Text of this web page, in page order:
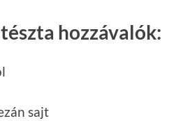
hozzávalók:
sajt